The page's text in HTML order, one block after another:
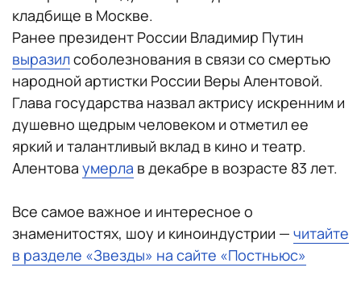
кладбище в Москве.
Ранее президент России Владимир Путин
выразилсоболезнования в связи со смертью
народной артистки России Веры Алентовой.
Глава государства назвал актрису искренним и
душевно щедрым человеком и отметил ее
яркий и талантливый вклад в кино и театр.
Алентова умерла в декабре в возрасте 83 лет.
Все самое важное и интересное о
знаменитостях, шоу и киноиндустрии — читайте
в разделе «Звезды» на сайте «Постньюс»